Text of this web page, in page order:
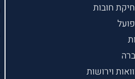
חובות
וירושות